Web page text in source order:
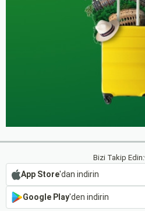
Bizi Takip Edin:
App Store'dan indirin
Google Play'den indirin